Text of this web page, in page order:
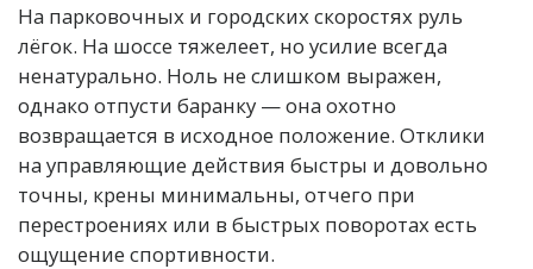
На парковочных и городских скоростях руль
лёгок. На шоссе тяжелеет, но усилие всегда
ненатурально. Ноль не слишком выражен,
однако отпусти баранку — она охотно
возвращается в исходное положение. Отклики
на управляющие действия быстры и довольно
точны, крены минимальны, отчего при
перестроениях или в быстрых поворотах есть
ощущение спортивности.